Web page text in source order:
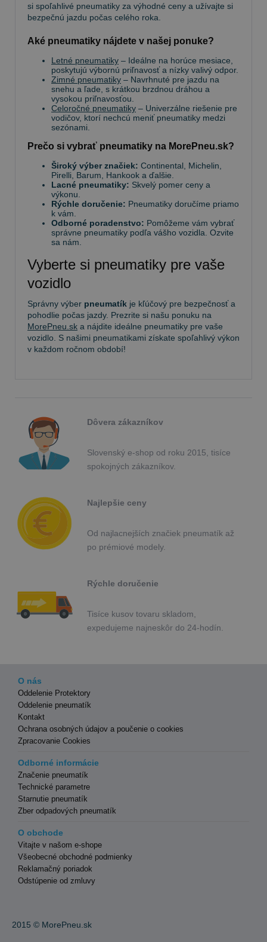
si spoľahlivé pneumatiky za výhodné ceny a užívajte si
bezpečnú jazdu počas celého roka.
Aké pneumatiky nájdete v našej ponuke?
Letné pneumatiky – Ideálne na horúce mesiace,
poskytujú výbornú priľnavosť a nízky valivý odpor.
Zimné pneumatiky – Navrhnuté pre jazdu na
snehu a ľade, s krátkou brzdnou dráhou a
vysokou priľnavosťou.
Celoročné pneumatiky – Univerzálne riešenie pre
vodičov, ktorí nechcú meniť pneumatiky medzi
sezónami.
Prečo si vybrať pneumatiky na MorePneu.sk?
Široký výber značiek: Continental, Michelin,
Pirelli, Barum, Hankook a ďalšie.
Lacné pneumatiky: Skvelý pomer ceny a
výkonu.
Rýchle doručenie: Pneumatiky doručíme priamo
k vám.
Odborné poradenstvo: Pomôžeme vám vybrať
správne pneumatiky podľa vášho vozidla. Ozvite
sa nám.
Vyberte si pneumatiky pre vaše
vozidlo
Správny výber pneumatík je kľúčový pre bezpečnosť a
pohodlie počas jazdy. Prezrite si našu ponuku na
MorePneu.sk a nájdite ideálne pneumatiky pre vaše
vozidlo. S našimi pneumatikami získate spoľahlivý výkon
v každom ročnom období!
Dôvera zákazníkov
Slovenský e-shop od roku 2015, tisíce
spokojných zákazníkov.
Najlepšie ceny
Od najlacnejších značiek pneumatík až
po prémiové modely.
Rýchle doručenie
Tisíce kusov tovaru skladom,
expedujeme najneskôr do 24-hodín.
O nás
Oddelenie Protektory
Oddelenie pneumatík
Kontakt
Ochrana osobných údajov a poučenie o cookies
Zpracovanie Cookies
Odborné informácie
Značenie pneumatík
Technické parametre
Starnutie pneumatík
Zber odpadových pneumatík
O obchode
Vitajte v našom e-shope
Všeobecné obchodné podmienky
Reklamačný poriadok
Odstúpenie od zmluvy
2015 © MorePneu.sk